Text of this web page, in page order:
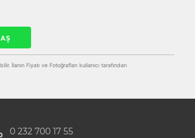
İlanın Fiyatı ve Fotoğrafları kullanıcı tarafından
0 232 700 17 55